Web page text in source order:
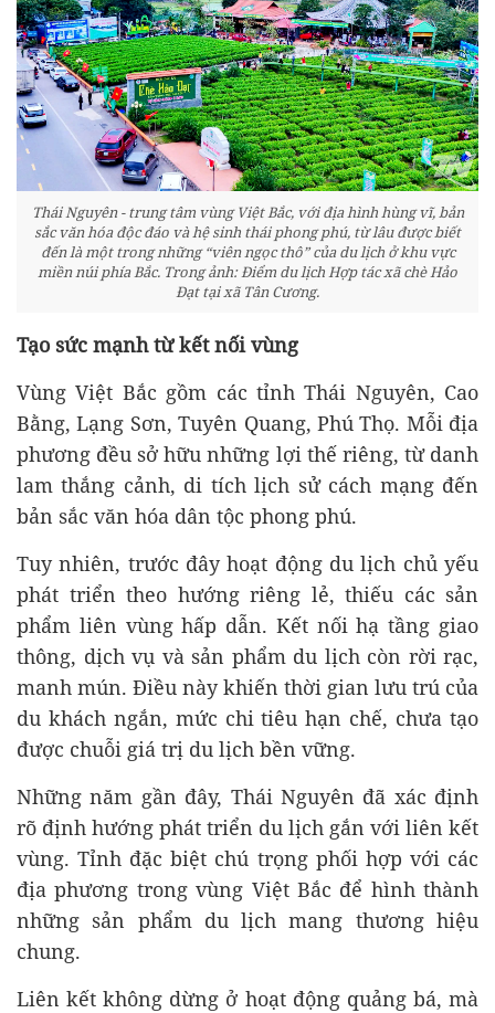
Thái Nguyên - trung tâm vùng Việt Bắc, với địa hình hùng vĩ, bản
sắc văn hóa độc đáo và hệ sinh thái phong phú, từ lâu được biết
đến là một trong những “viên ngọc thô” của du lịch ở khu vực
miền núi phía Bắc. Trong ảnh: Điểm du lịch Hợp tác xã chè Hảo
Đạt tại xã Tân Cương.
Tạo sức mạnh từ kết nối vùng
Vùng Việt Bắc gồm các tỉnh Thái Nguyên, Cao
Bằng, Lạng Sơn, Tuyên Quang, Phú Thọ. Mỗi địa
phương đều sở hữu những lợi thế riêng, từ danh
lam thắng cảnh, di tích lịch sử cách mạng đến
bản sắc văn hóa dân tộc phong phú.
Tuy nhiên, trước đây hoạt động du lịch chủ yếu
phát triển theo hướng riêng lẻ, thiếu các sản
phẩm liên vùng hấp dẫn. Kết nối hạ tầng giao
thông, dịch vụ và sản phẩm du lịch còn rời rạc,
manh mún. Điều này khiến thời gian lưu trú của
du khách ngắn, mức chi tiêu hạn chế, chưa tạo
được chuỗi giá trị du lịch bền vững.
Những năm gần đây, Thái Nguyên đã xác định
rõ định hướng phát triển du lịch gắn với liên kết
vùng. Tỉnh đặc biệt chú trọng phối hợp với các
địa phương trong vùng Việt Bắc để hình thành
những sản phẩm du lịch mang thương hiệu
chung.
Liên kết không dừng ở hoạt động quảng bá, mà